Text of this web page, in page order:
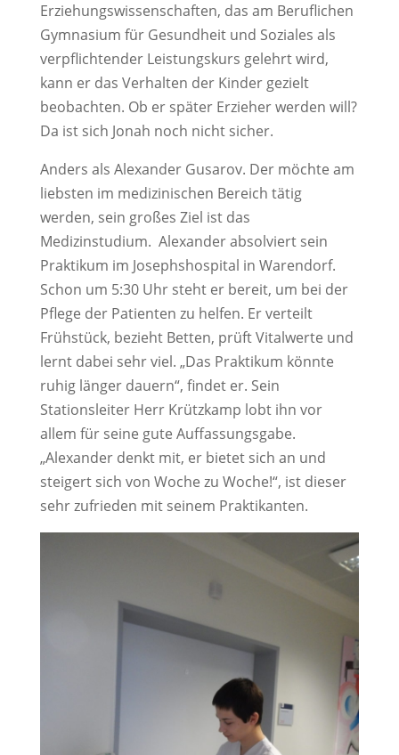
Erziehungswissenschaften, das am Beruflichen
Gymnasium für Gesundheit und Soziales als
verpflichtender Leistungskurs gelehrt wird,
kann er das Verhalten der Kinder gezielt
beobachten. Ob er später Erzieher werden will?
Da ist sich Jonah noch nicht sicher.
Anders als Alexander Gusarov. Der möchte am
liebsten im medizinischen Bereich tätig
werden, sein großes Ziel ist das
Medizinstudium. Alexander absolviert sein
Praktikum im Josephshospital in Warendorf.
Schon um 5:30 Uhr steht er bereit, um bei der
Pflege der Patienten zu helfen. Er verteilt
Frühstück, bezieht Betten, prüft Vitalwerte und
lernt dabei sehr viel. „Das Praktikum könnte
ruhig länger dauern“, findet er. Sein
Stationsleiter Herr Krützkamp lobt ihn vor
allem für seine gute Auffassungsgabe.
„Alexander denkt mit, er bietet sich an und
steigert sich von Woche zu Woche!“, ist dieser
sehr zufrieden mit seinem Praktikanten.